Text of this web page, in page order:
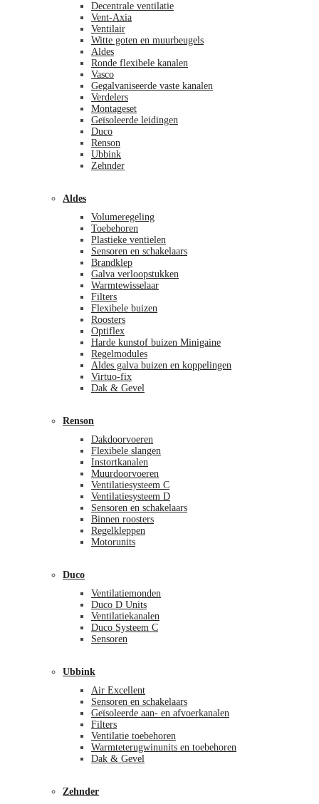
Decentrale ventilatie
Vent-Axia
Ventilair
Witte goten en muurbeugels
Aldes
Ronde flexibele kanalen
Vasco
Gegalvaniseerde vaste kanalen
Verdelers
Montageset
Geïsoleerde leidingen
Duco
Renson
Ubbink
Zehnder
Aldes
Volumeregeling
Toebehoren
Plastieke ventielen
Sensoren en schakelaars
Brandklep
Galva verloopstukken
Warmtewisselaar
Filters
Flexibele buizen
Roosters
Optiflex
Harde kunstof buizen Minigaine
Regelmodules
Aldes galva buizen en koppelingen
Virtuo-fix
Dak & Gevel
Renson
Dakdoorvoeren
Flexibele slangen
Instortkanalen
Muurdoorvoeren
Ventilatiesysteem C
Ventilatiesysteem D
Sensoren en schakelaars
Binnen roosters
Regelkleppen
Motorunits
Duco
Ventilatiemonden
Duco D Units
Ventilatiekanalen
Duco Systeem C
Sensoren
Ubbink
Air Excellent
Sensoren en schakelaars
Geïsoleerde aan- en afvoerkanalen
Filters
Ventilatie toebehoren
Warmteterugwinunits en toebehoren
Dak & Gevel
Zehnder